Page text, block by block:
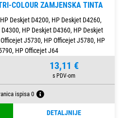
COLOUR ZAMJENSKA TINTA
Deskjet D4200, HP Deskjet D4260,
HP Deskjet D4360, HP Deskjet
J5730, HP Officejet J5780, HP
HP Officejet J64
13,11 €
ispisa 0
DETALJNIJE